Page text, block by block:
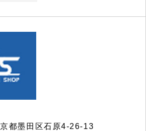
都墨田区石原4-26-13